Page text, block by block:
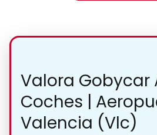
Valora Gobycar
Coches |
Valencia (Vlc)